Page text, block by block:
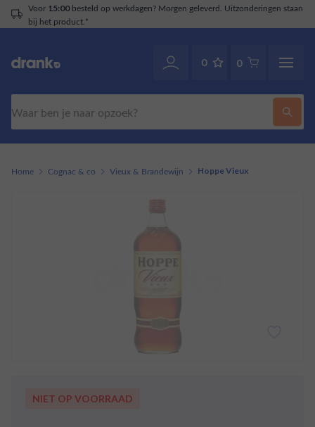
Voor 15:00besteld op werkdagen? Morgen geleverd. Uitzonderingen staan
bij het product.*
0 0
Home Cognac & co Vieux & Brandewijn Hoppe Vieux
NIET OP VOORRAAD